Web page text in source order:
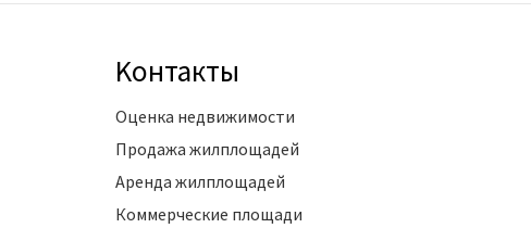
Kонтакты
Оценка недвижимости
Продажа жилплощадей
Аренда жилплощадей
Коммерческие площади